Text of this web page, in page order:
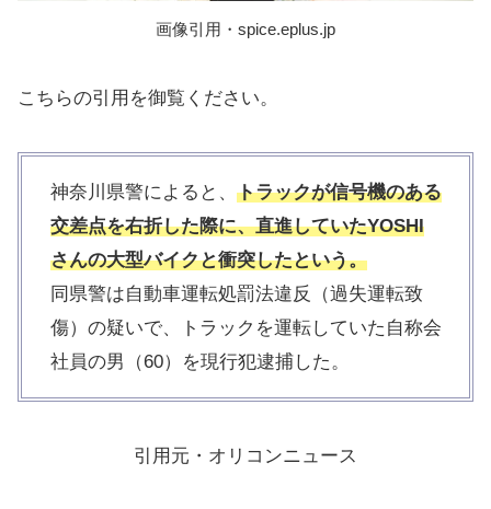
画像引用・spice.eplus.jp
こちらの引用を御覧ください。
神奈川県警によると、 トラックが信号機のある
交差点を右折した際に、直進していたYOSHI
さんの大型バイクと衝突したという。
同県警は自動車運転処罰法違反（過失運転致
傷）の疑いで、トラックを運転していた自称会
社員の男（60）を現行犯逮捕した。
引用元・オリコンニュース